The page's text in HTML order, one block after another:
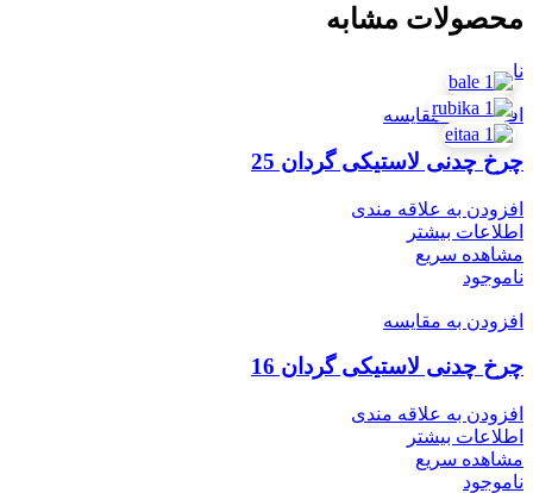
محصولات مشابه
ناموجود
افزودن به مقایسه
چرخ چدنی لاستیکی گردان 25
افزودن به علاقه مندی
اطلاعات بیشتر
مشاهده سریع
ناموجود
افزودن به مقایسه
چرخ چدنی لاستیکی گردان 16
افزودن به علاقه مندی
اطلاعات بیشتر
مشاهده سریع
ناموجود